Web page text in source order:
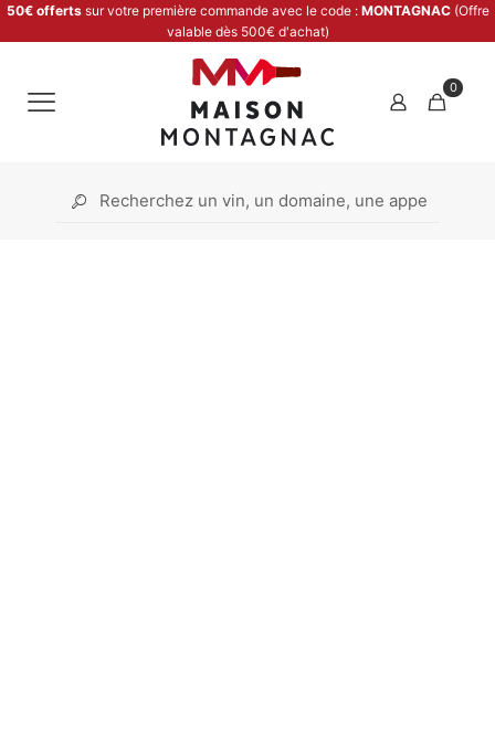
50€ offertssur votre première commande avec le code : MONTAGNAC (Offre
valable dès 500€ d'achat)
0